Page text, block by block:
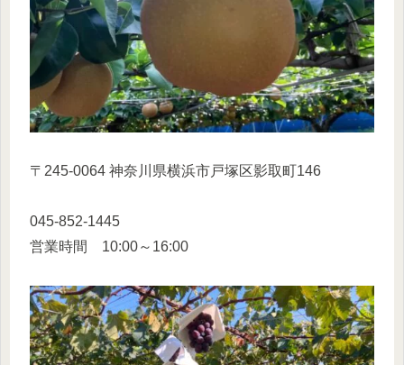
〒245-0064 神奈川県横浜市戸塚区影取町146
045-852-1445
営業時間 10:00～16:00